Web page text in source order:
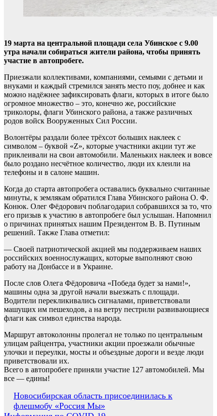
19 марта на центральной площади села Убинское с 9.00
утра начали собираться жители района, чтобы принять
участие в автопробеге.
Приезжали коллективами, компаниями, семьями с детьми и
внуками и каждый стремился занять место поу, добнее и как
можно надёжнее зафиксировать флаги, которых в итоге было
огромное множество – это, конечно же, российские
триколоры, флаги Убинского района, а также различных
родов войск Вооруженных Сил России.
Волонтёры раздали более трёхсот больших наклеек с
символом – буквой «Z», которые участники акции тут же
приклеивали на свои автомобили. Маленьких наклеек и вовсе
было роздано несчётное количество, люди их клеили на
телефоны и в салоне машин.
Когда до старта автопробега оставались буквально считанные
минуты, к землякам обратился Глава Убинского района О. Ф.
Конюк. Олег Фёдорович поблагодарил собравшихся за то, что
его призыв к участию в автопробеге был услышан. Напомнил
о причинах принятых нашим Президентом В. В. Путиным
решений. Также Глава отметил:
— Своей патриотической акцией мы поддерживаем наших
российских военнослужащих, которые выполняют свою
работу на Донбассе и в Украине.
После слов Олега Фёдоровича «Победа будет за нами!»,
машины одна за другой начали выезжать с площади.
Водители перекликивались сигналами, приветствовали
машущих им пешеходов, а на ветру пестрили развивающиеся
флаги как символ единства народа.
Маршрут автоколонны пролегал не только по центральным
улицам райцентра, участники акции проезжали обычные
улочки и переулки, мосты и объездные дороги и везде люди
приветствовали их.
Всего в автопробеге приняли участие 127 автомобилей. Мы
все — едины!
Навигация
по
Новосибирская область присоединилась к
флешмобу «Россия Мы»